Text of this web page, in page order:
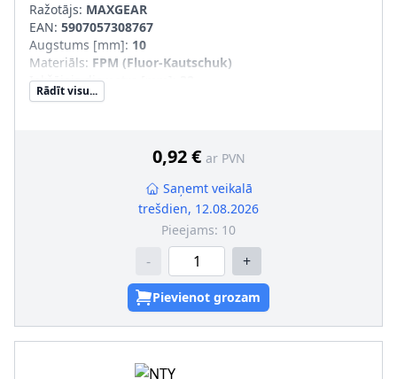
Ražotājs: MAXGEAR
EAN: 5907057308767
Augstums [mm]: 10
Materiāls: FPM (Fluor-Kautschuk)
Iekšējais diametrs [mm]
Ārējais diametrs [mm]
Rādīt visu...
0,92 € ar PVN
Saņemt veikalā
trešdien, 12.08.2026
Pieejams: 10
- +
Pievienot grozam